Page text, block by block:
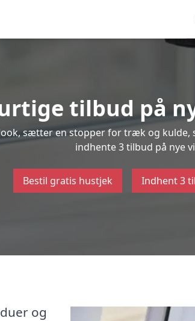
tilbud på
sætter en stopper for træk og
indhente 3 tilbud på nye
Bestil gratis hustjek Indhent 3
og